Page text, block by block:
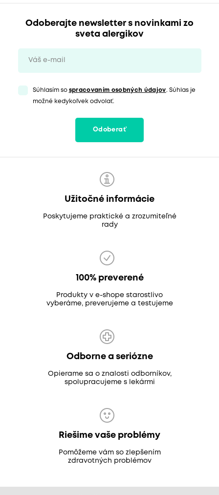
Odoberajte newsletter s novinkami zo
sveta alergikov
Súhlasím so spracovaním osobných údajov. Súhlas je
možné kedykoľvek odvolať.
Odoberať
Užitočné informácie
Poskytujeme praktické a zrozumiteľné
rady
100% preverené
Produkty v e-shope starostlivo
vyberáme, preverujeme a testujeme
Odborne a seriózne
Opierame sa o znalosti odborníkov,
spolupracujeme s lekármi
Riešime vaše problémy
Pomôžeme vám so zlepšením
zdravotných problémov